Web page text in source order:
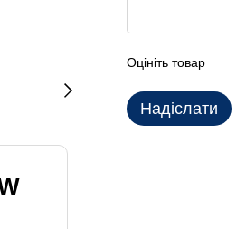
Оцініть товар
Надіслати